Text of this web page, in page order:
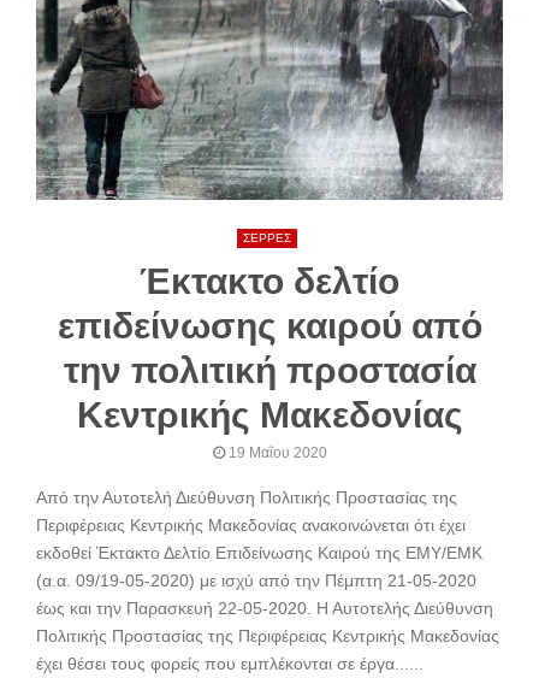
ΣΕΡΡΕΣ
Έκτακτο δελτίο
επιδείνωσης καιρού από
την πολιτική προστασία
Κεντρικής Μακεδονίας
19 Μαΐου 2020
Από την Αυτοτελή Διεύθυνση Πολιτικής Προστασίας της
Περιφέρειας Κεντρικής Μακεδονίας ανακοινώνεται ότι έχει
εκδοθεί Έκτακτο Δελτίο Επιδείνωσης Καιρού της ΕΜΥ/ΕΜΚ
(α.α. 09/19-05-2020) με ισχύ από την Πέμπτη 21-05-2020
έως και την Παρασκευή 22-05-2020. Η Αυτοτελής Διεύθυνση
Πολιτικής Προστασίας της Περιφέρειας Κεντρικής Μακεδονίας
έχει θέσει τους φορείς που εμπλέκονται σε έργα......